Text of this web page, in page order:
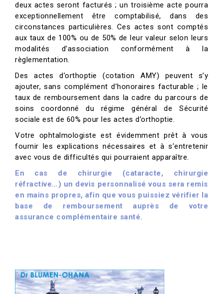
deux actes seront facturés ; un troisième acte pourra
exceptionnellement être comptabilisé, dans des
circonstances particulières. Ces actes sont comptés
aux taux de 100% ou de 50% de leur valeur selon leurs
modalités d’association conformément à la
règlementation.
Des actes d’orthoptie (cotation AMY) peuvent s’y
ajouter, sans complément d’honoraires facturable ; le
taux de remboursement dans la cadre du parcours de
soins coordonné du régime général de Sécurité
sociale est de 60% pour les actes d’orthoptie.
Votre ophtalmologiste est évidemment prêt à vous
fournir les explications nécessaires et à s’entretenir
avec vous de difficultés qui pourraient apparaître.
En cas de chirurgie (cataracte, chirurgie
réfractive…) un devis personnalisé vous sera remis
en mains propres, afin que vous puissiez vérifier la
base de remboursement auprès de votre
assurance complémentaire santé.